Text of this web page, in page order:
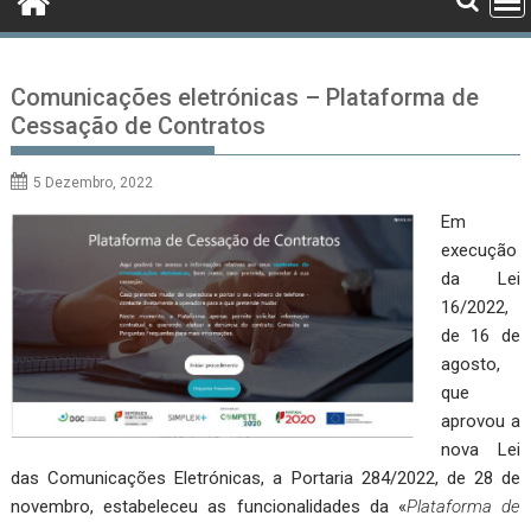
Comunicações eletrónicas – Plataforma de
Cessação de Contratos
5 Dezembro, 2022
Em
execução
da Lei
16/2022,
de 16 de
agosto,
que
aprovou a
nova Lei
das Comunicações Eletrónicas, a Portaria 284/2022, de 28 de
novembro, estabeleceu as funcionalidades da «Plataforma de